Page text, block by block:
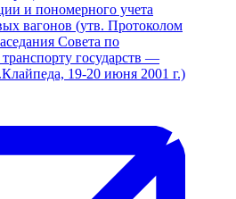
и пономерного учета
вагонов (утв. Протоколом
Совета по
государств —
19-20 июня 2001 г.)